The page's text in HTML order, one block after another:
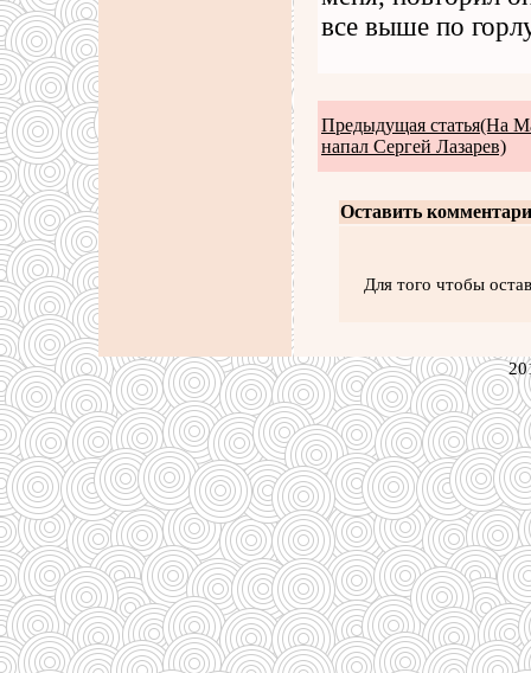
все выше по
Предыдущая статья(На
напал Сергей Лазарев)
Оставить
Для того чтобы